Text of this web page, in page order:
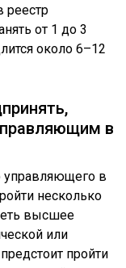
реестр
от 1 до 3
около 6–12
в
управляющего в
несколько
высшее
или
пройти